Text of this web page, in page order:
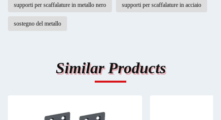
supporti per scaffalature in metallo nero supporti per scaffalature in acciaio
sostegno del metallo
Similar Products